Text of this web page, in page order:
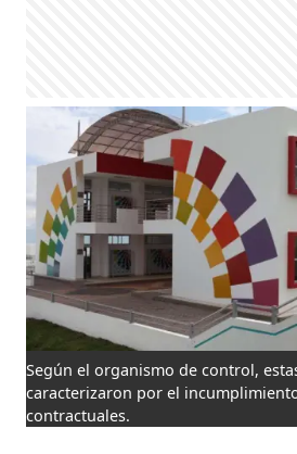
Según el organismo de control,
caracterizaron por el
contractuales.